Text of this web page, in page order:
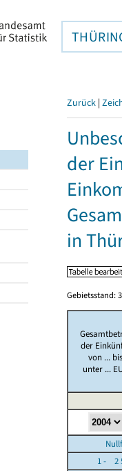
Zurück |
der
in
Gebietsstand:
der
von ...
unter ...
1 - 2